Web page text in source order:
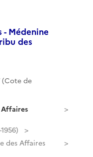
- Médenine
des
(Cote de
Affaires
des Affaires